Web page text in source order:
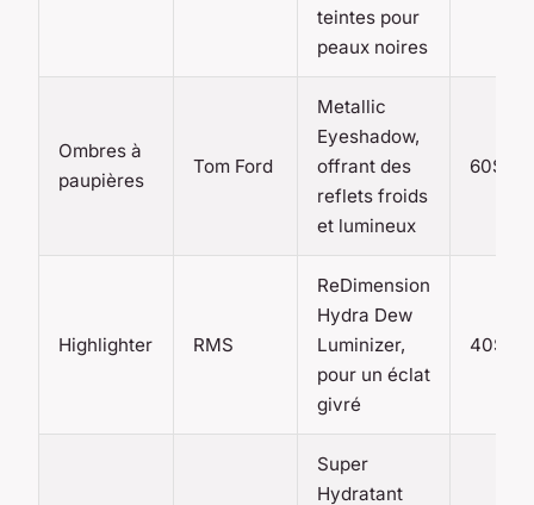
teintes pour
peaux noires
Ombres à
paupières
Tom Ford
Metallic
Eyeshadow,
offrant des
reflets froids
et lumineux
60$
Highlighter RMS
ReDimension
Hydra Dew
Luminizer,
pour un éclat
givré
40$
Super
Hydratant